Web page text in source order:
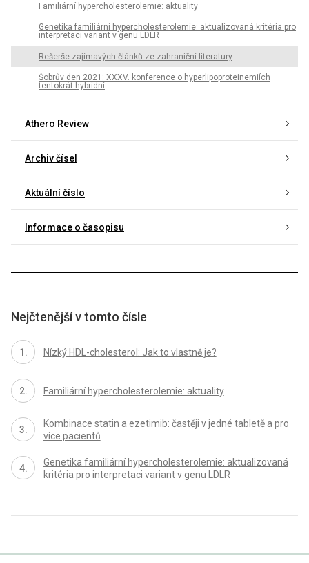
Familiární hypercholesterolemie: aktuality
Genetika familiární hypercholesterolemie: aktualizovaná kritéria pro
interpretaci variant v genu LDLR
Rešerše zajímavých článků ze zahraniční literatury
Šobrův den 2021: XXXV. konference o hyperlipoproteinemiích
tentokrát hybridní
Athero Review
Archiv čísel
Aktuální číslo
Informace o časopisu
Nejčtenější v tomto čísle
Nízký HDL-cholesterol: Jak to vlastně je?
Familiární hypercholesterolemie: aktuality
Kombinace statin a ezetimib: častěji v jedné tabletě a pro
více pacientů
Genetika familiární hypercholesterolemie: aktualizovaná
kritéria pro interpretaci variant v genu LDLR